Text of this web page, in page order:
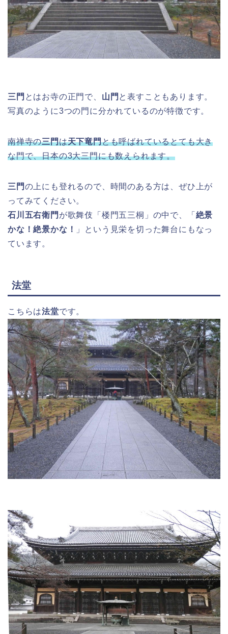
三門 とはお寺の正門で、 山門 と表すこともあります。
写真のように3つの門に分かれているのが特徴です。
南禅寺の三門は天下竜門とも呼ばれているとても大き
な門で、日本の3大三門にも数えられます。
三門の上にも登れるので、時間のある方は、ぜひ上が
ってみてください。
石川五右衛門 が歌舞伎「楼門五三桐」の中で、「 絶景
かな！絶景かな！
」という見栄を切った舞台にもなっ
ています。
法堂
こちらは法堂です。